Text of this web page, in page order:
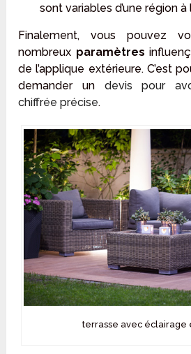
sont variables d’une région à
Finalement, vous pouvez
nombreux paramètres
de l’applique extérieure. C’est
demander un devis pour
chiffrée précise.
terrasse avec éclairage